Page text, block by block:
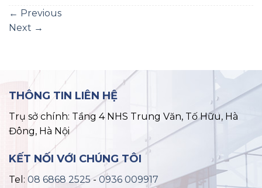
← Previous
Next →
THÔNG TIN LIÊN HỆ
Trụ sở chính: Tầng 4 NHS Trung Văn, Tố Hữu, Hà
Đông, Hà Nội
KẾT NỐI VỚI CHÚNG TÔI
Tel: 08 6868 2525-0936 009917